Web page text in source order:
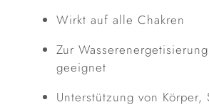
Wirkt auf alle Chakren
Zur
geeignet
Unterstützung von